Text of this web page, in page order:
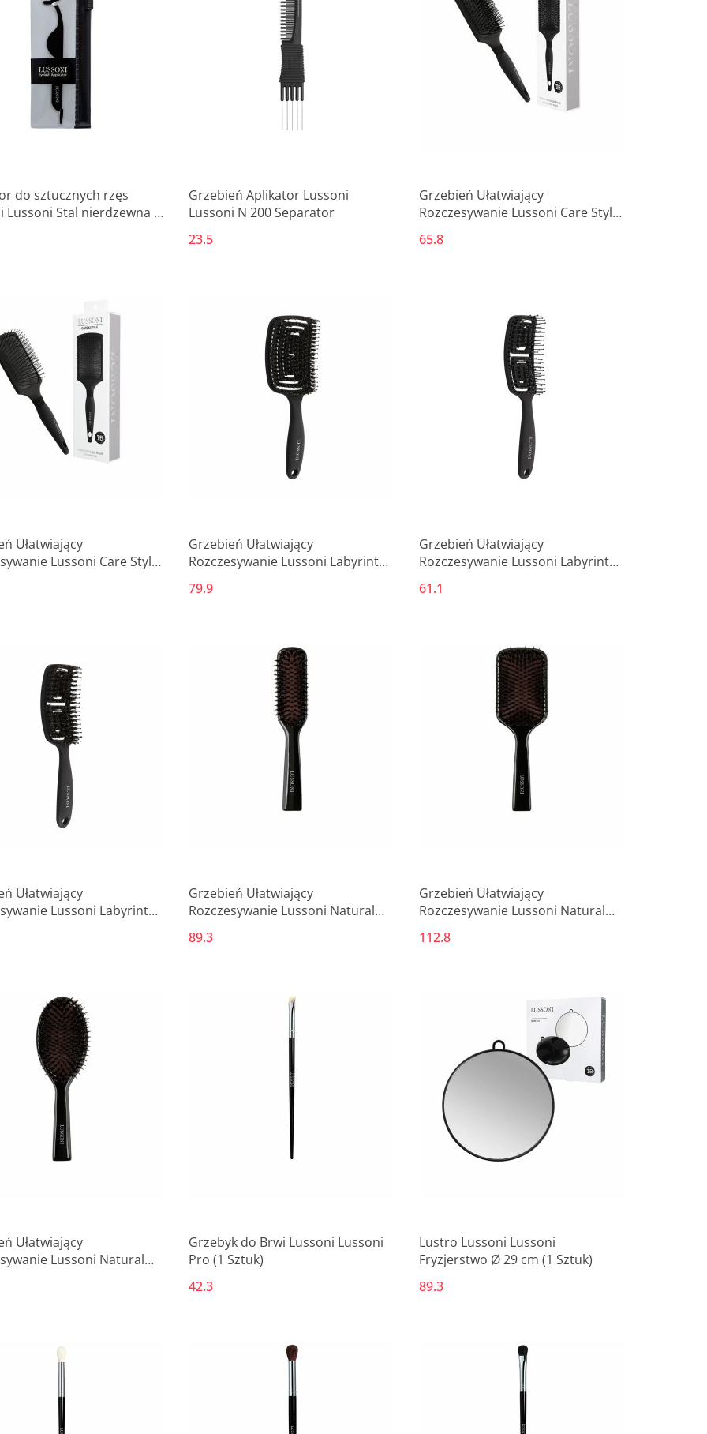
do sztucznych rzęs
Lussoni Stal nierdzewna (1
Grzebień Aplikator Lussoni
Lussoni N 200 Separator
23.5
Grzebień Ułatwiający
Rozczesywanie Lussoni Care Style
65.8
Ułatwiający
Lussoni Care Style
Grzebień Ułatwiający
Rozczesywanie Lussoni Labyrinth
79.9
Grzebień Ułatwiający
Rozczesywanie Lussoni Labyrinth
61.1
Ułatwiający
Lussoni Labyrinth
Grzebień Ułatwiający
Rozczesywanie Lussoni Natural
89.3
Grzebień Ułatwiający
Rozczesywanie Lussoni Natural
112.8
Ułatwiający
Lussoni Natural
Grzebyk do Brwi Lussoni Lussoni
Pro (1 Sztuk)
42.3
Lustro Lussoni Lussoni
Fryzjerstwo Ø 29 cm (1 Sztuk)
89.3